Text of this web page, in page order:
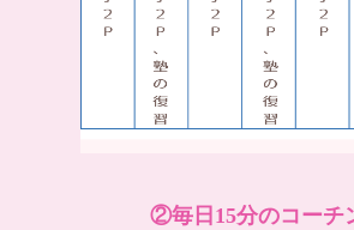
②毎日15分のコーチ